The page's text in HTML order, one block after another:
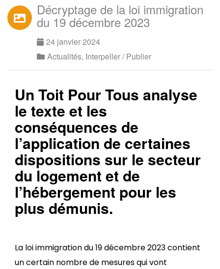
Décryptage de la loi immigration
du 19 décembre 2023
24 janvier 2024
Actualités, Interpeller / Publier
Un Toit Pour Tous analyse
le texte et les
conséquences de
l’application de certaines
dispositions sur le secteur
du logement et de
l’hébergement pour les
plus démunis.
La loi immigration du 19 décembre 2023 contient
un certain nombre de mesures qui vont